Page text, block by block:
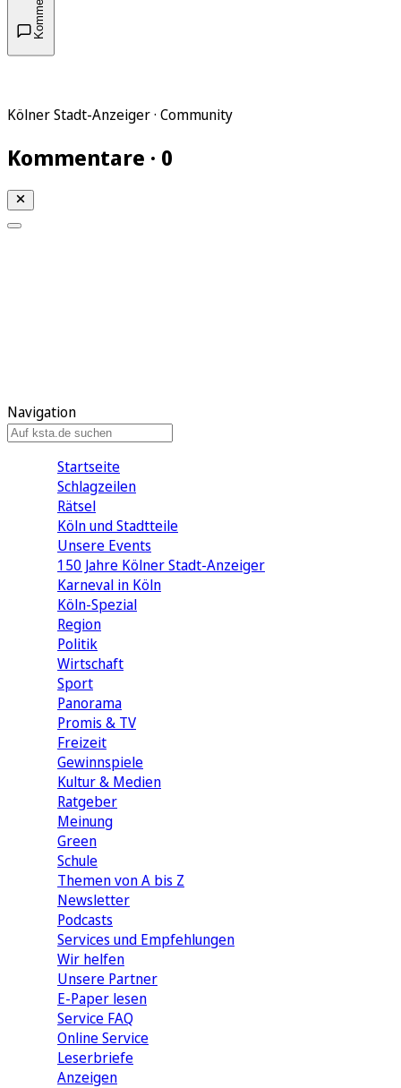
Kölner Stadt-Anzeiger · Community
Kommentare · 0
Navigation
Startseite
Schlagzeilen
Rätsel
Köln und Stadtteile
Unsere Events
150 Jahre Kölner Stadt-Anzeiger
Karneval in Köln
Köln-Spezial
Region
Politik
Wirtschaft
Sport
Panorama
Promis & TV
Freizeit
Gewinnspiele
Kultur & Medien
Ratgeber
Meinung
Green
Schule
Themen von A bis Z
Newsletter
Podcasts
Services und Empfehlungen
Wir helfen
Unsere Partner
E-Paper lesen
Service FAQ
Online Service
Leserbriefe
Anzeigen